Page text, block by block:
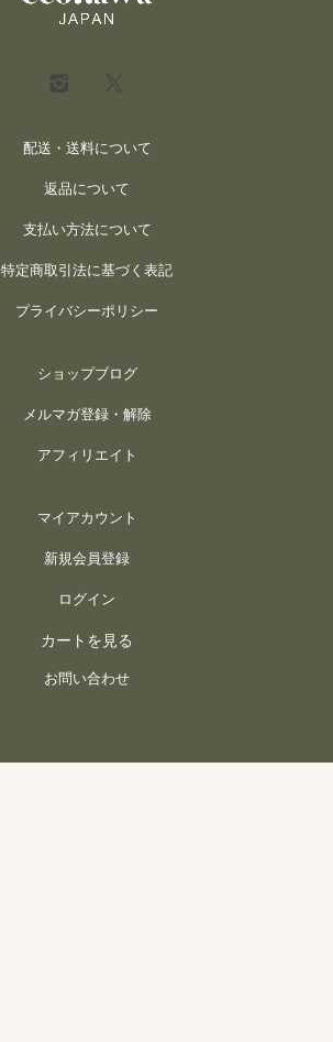
配送・送料について
返品について
支払い方法について
特定商取引法に基づく表記
プライバシーポリシー
ショップブログ
メルマガ登録・解除
アフィリエイト
マイアカウント
新規会員登録
ログイン
カートを見る
お問い合わせ